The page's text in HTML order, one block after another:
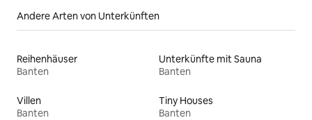
Andere Arten von Unterkünften
Reihenhäuser
Banten
Unterkünfte mit Sauna
Banten
Villen
Banten
Tiny Houses
Banten